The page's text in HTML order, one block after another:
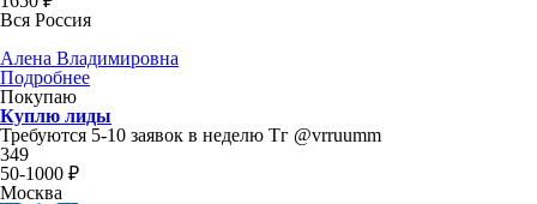
Вся Россия
Алена Владимировна
Подробнее
Покупаю
Куплю лиды
Требуются 5-10 заявок в неделю Тг @vrruumm
349
50-1000 ₽
Москва